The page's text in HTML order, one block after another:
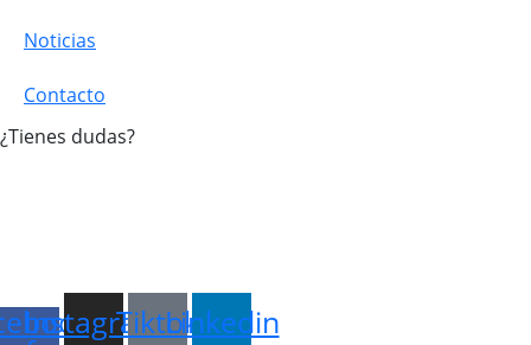
Noticias
Contacto
¿Tienes dudas?
Instagram
TiktokLinkedin